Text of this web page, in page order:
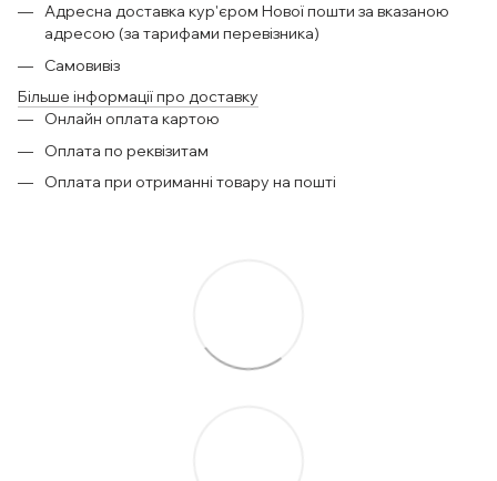
Адресна доставка кур'єром Нової пошти за вказаною
адресою (за тарифами перевізника)
Самовивіз
Більше інформації про доставку
Онлайн оплата картою
Оплата по реквізитам
Оплата при отриманні товару на пошті